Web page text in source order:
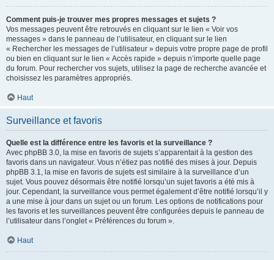
Comment puis-je trouver mes propres messages et sujets ?
Vos messages peuvent être retrouvés en cliquant sur le lien « Voir vos
messages » dans le panneau de l’utilisateur, en cliquant sur le lien
« Rechercher les messages de l’utilisateur » depuis votre propre page de profil
ou bien en cliquant sur le lien « Accès rapide » depuis n’importe quelle page
du forum. Pour rechercher vos sujets, utilisez la page de recherche avancée et
choisissez les paramètres appropriés.
Haut
Surveillance et favoris
Quelle est la différence entre les favoris et la surveillance ?
Avec phpBB 3.0, la mise en favoris de sujets s’apparentait à la gestion des
favoris dans un navigateur. Vous n’étiez pas notifié des mises à jour. Depuis
phpBB 3.1, la mise en favoris de sujets est similaire à la surveillance d’un
sujet. Vous pouvez désormais être notifié lorsqu’un sujet favoris a été mis à
jour. Cependant, la surveillance vous permet également d’être notifié lorsqu’il y
a une mise à jour dans un sujet ou un forum. Les options de notifications pour
les favoris et les surveillances peuvent être configurées depuis le panneau de
l’utilisateur dans l’onglet « Préférences du forum ».
Haut